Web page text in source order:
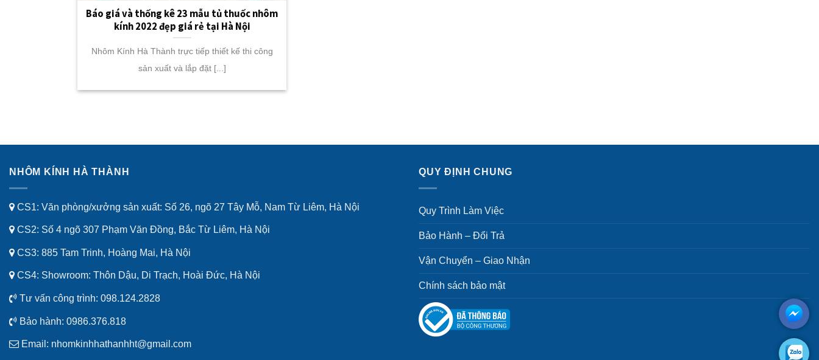
Báo giá và thống kê 23 mẫu tủ thuốc nhôm
kính 2022 đẹp giá rẻ tại Hà Nội
Nhôm Kính Hà Thành trực tiếp thiết kế thi công
sản xuất và lắp đặt [...]
NHÔM KÍNH HÀ THÀNH
CS1: Văn phòng/xưởng sản xuất: Số 26, ngõ 27 Tây Mỗ, Nam Từ Liêm, Hà Nội
CS2: Số 4 ngõ 307 Phạm Văn Đồng, Bắc Từ Liêm, Hà Nội
CS3: 885 Tam Trinh, Hoàng Mai, Hà Nội
CS4: Showroom: Thôn Dậu, Di Trạch, Hoài Đức, Hà Nội
Tư vấn công trình: 098.124.2828
Bảo hành: 0986.376.818
Email: nhomkinhhathanhht@gmail.com
QUY ĐỊNH CHUNG
Quy Trình Làm Việc
Bảo Hành – Đổi Trả
Vận Chuyển – Giao Nhận
Chính sách bảo mật